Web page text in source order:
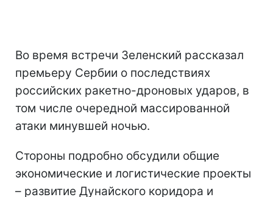
Во время встречи Зеленский рассказал
премьеру Сербии о последствиях
российских ракетно-дроновых ударов, в
том числе очередной массированной
атаки минувшей ночью.
Стороны подробно обсудили общие
экономические и логистические проекты
– развитие Дунайского коридора и